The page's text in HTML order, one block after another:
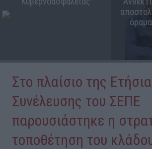
Στο πλαίσιο της
Συνέλευσης του ΣΕΠΕ
παρουσιάστηκε η
τοποθέτηση του